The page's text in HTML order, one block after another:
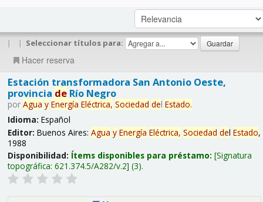
| | Seleccionar títulos para:
Hacer reserva
Estación transformadora San Antonio Oeste,
provincia deRío Negro
por Agua y Energía Eléctrica, Sociedad del Estado.
Idioma: Español
Editor: Buenos Aires: Agua y Energía Eléctrica, Sociedad del Estado,
1988
Disponibilidad: Ítems disponibles para préstamo: Signatura
topográfica: 621.374.5/A282/v.2 (3).